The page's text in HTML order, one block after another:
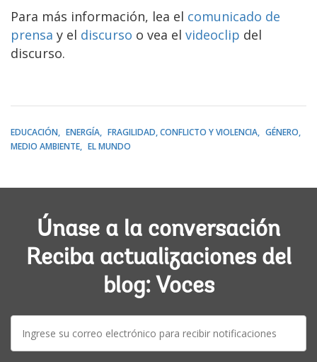
Para más información, lea el comunicado de
prensa y el discurso o vea el videoclip del
discurso.
EDUCACIÓN ENERGÍA FRAGILIDAD, CONFLICTO Y VIOLENCIA
GÉNERO
MEDIO AMBIENTE
EL MUNDO
Únase a la conversación
Reciba actualizaciones del
blog: Voces
E-
mail: